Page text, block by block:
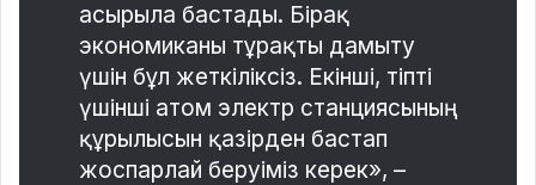
асырыла бастады. Бірақ
экономиканы тұрақты дамыту
үшін бұл жеткіліксіз. Екінші, тіпті
үшінші атом электр станциясының
құрылысын қазірден бастап
жоспарлай беруіміз керек», –